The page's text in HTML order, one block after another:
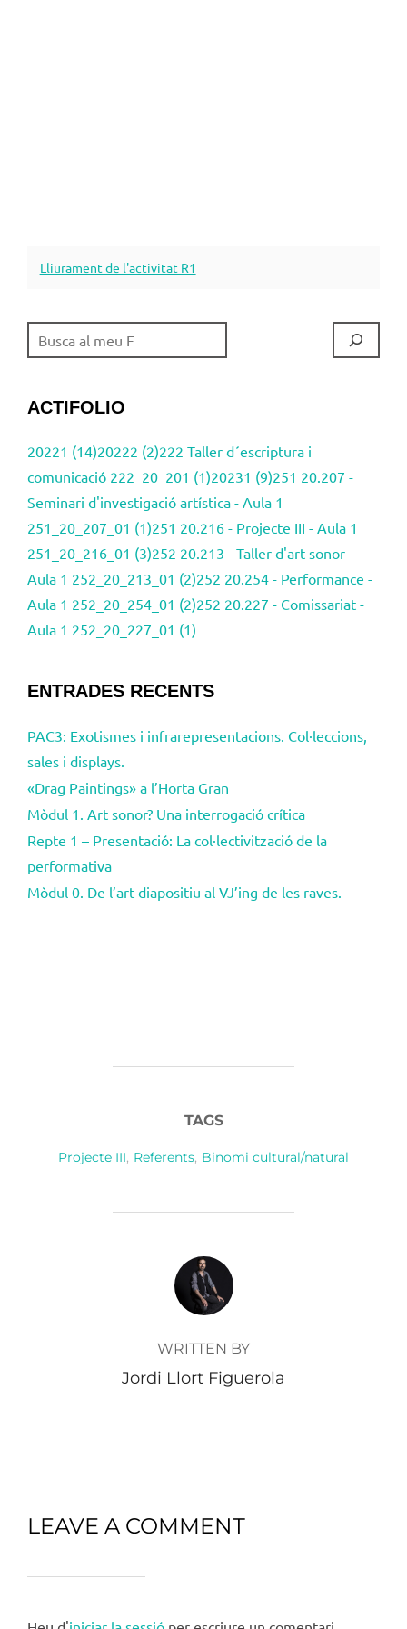
Lliurament de l'activitat R1
CERCA
ACTIFOLIO
20221 (14)20222 (2)222 Taller d´escriptura i
comunicació 222_20_201 (1)20231 (9)251 20.207 -
Seminari d'investigació artística - Aula 1
251_20_207_01 (1)251 20.216 - Projecte III - Aula 1
251_20_216_01 (3)252 20.213 - Taller d'art sonor -
Aula 1 252_20_213_01 (2)252 20.254 - Performance -
Aula 1 252_20_254_01 (2)252 20.227 - Comissariat -
Aula 1 252_20_227_01 (1)
ENTRADES RECENTS
PAC3: Exotismes i infrarepresentacions. Col·leccions,
sales i displays.
«Drag Paintings» a l’Horta Gran
Mòdul 1. Art sonor? Una interrogació crítica
Repte 1 – Presentació: La col·lectivització de la
performativa
Mòdul 0. De l’art diapositiu al VJ’ing de les raves.
TAGS
Projecte III, Referents, Binomi cultural/natural
POST AUTHOR
WRITTEN BY
Jordi Llort Figuerola
LEAVE A COMMENT